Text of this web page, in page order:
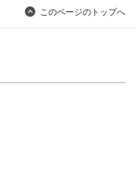
このページのトップへ